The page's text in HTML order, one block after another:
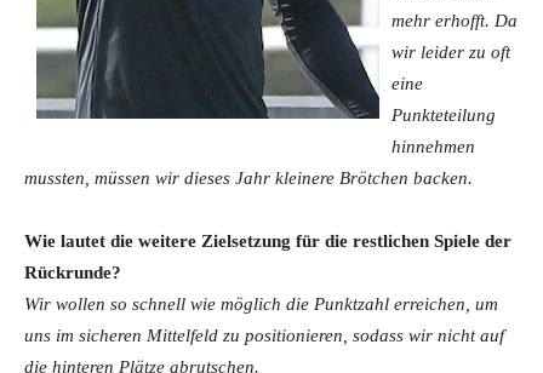
mehr erhofft. Da
wir leider zu oft
eine
Punkteteilung
hinnehmen
mussten, müssen wir dieses Jahr kleinere Brötchen backen.
Wie lautet die weitere Zielsetzung für die restlichen Spiele der
Rückrunde?
Wir wollen so schnell wie möglich die Punktzahl erreichen, um
uns im sicheren Mittelfeld zu positionieren, sodass wir nicht auf
die hinteren Plätze abrutschen.